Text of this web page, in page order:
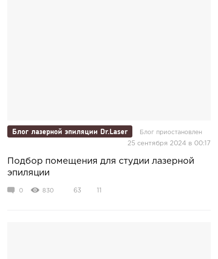
Блог лазерной эпиляции Dr.Laser Блог приостановлен
25 сентября 2024 в 00:17
Подбор помещения для студии лазерной
эпиляции
0 830 63